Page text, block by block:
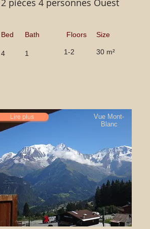
2 pièces 4 personnes Ouest
Bed
4
Bath Floors Size
1 1-2 30 m²
Vue Mont-
Blanc
Lire plus